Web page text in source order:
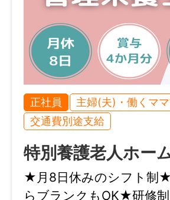
社会保険完備（雇用・健
時間外
状況によってはあり得る
特記事項
・受動喫煙防止対策：屋内
・試用期間：3か月
・試用期間中の労働条件
・雇用期間の定め：なし
正社員 主婦(夫)・働くマ
交通費別途支給
特別養護老人ホー
★月8日休みのシフト制
らブランクもOK★研修